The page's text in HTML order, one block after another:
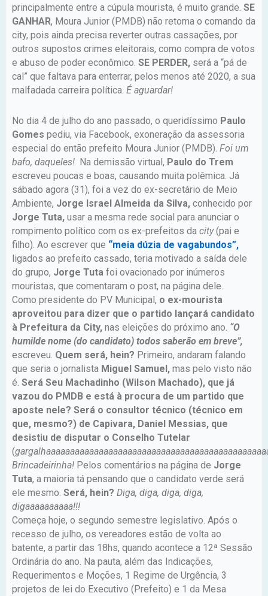
principalmente entre a cúpula mourista, é muito grande. SE
GANHAR, Moura Junior (PMDB) não retoma o comando da
city, pois ainda precisa reverter outras cassações, por
outros supostos crimes eleitorais, como compra de votos
e abuso de poder econômico. SE PERDER, será a “pá de
cal” que faltava para enterrar, pelos menos até 2020, a sua
malfadada carreira política. É aguardar!
No dia 4 de julho do ano passado, o queridíssimo Paulo
Gomes pediu, via Facebook, exoneração da assessoria
especial do então prefeito Moura Junior (PMDB). Foi um
bafo, daqueles! Na demissão virtual, Paulo do Trem
escreveu poucas e boas, causando muita polêmica. Já
sábado agora (31), foi a vez do ex-secretário de Meio
Ambiente, Jorge Israel Almeida da Silva, conhecido por
Jorge Tuta, usar a mesma rede social para anunciar o
rompimento político com os ex-prefeitos da city(pai e
filho). Ao escrever que “meia dúzia de vagabundos”,
ligados ao prefeito cassado, teria motivado a saída dele
do grupo, Jorge Tuta foi ovacionado por inúmeros
mouristas, que comentaram o post, na página dele.
Como presidente do PV Municipal, o ex-mourista
aproveitou para dizer que o partido lançará candidato
à Prefeitura da City, nas eleições do próximo ano. “O
humilde nome (do candidato) todos saberão em breve”,
escreveu. Quem será, hein? Primeiro, andaram falando
que seria o jornalista Miguel Samuel, mas pelo visto não
é. Será Seu Machadinho (Wilson Machado), que já
vazou do PMDB e está à procura de um partido que
aposte nele? Será o consultor técnico (técnico em
que, mesmo?) de Capivara, Daniel Messias, que
desistiu de disputar o Conselho Tutelar
(
Brincadeirinha! Pelos comentários na página de Jorge
Tuta, a maioria tá pensando que o candidato verde será
ele mesmo. Será, hein? Diga, diga, diga, diga,
digaaaaaaaaaa!!!
Começa hoje, o segundo semestre legislativo. Após o
recesso de julho, os vereadores estão de volta ao
batente, a partir das 18hs, quando acontece a 12ª Sessão
Ordinária do ano. Na pauta, além das Indicações,
Requerimentos e Moções, 1 Regime de Urgência, 3
projetos de lei do Executivo (Prefeito) e 1 da Mesa